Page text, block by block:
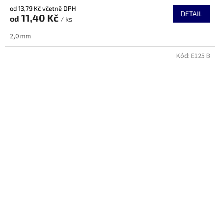
od 13,79 Kč včetně DPH
od 11,40 Kč / ks
DETAIL
2,0 mm
Kód: E125 B